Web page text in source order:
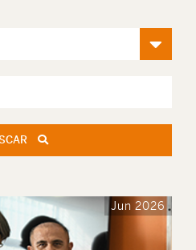
Jun 2026